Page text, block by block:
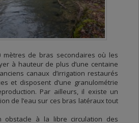
mètres de bras secondaires où les
à hauteur de plus d’une centaine
canaux d’irrigation restaurés
et disposent d’une granulométrie
Par ailleurs, il existe un
de l’eau sur ces bras latéraux tout
obstacle à la libre circulation des